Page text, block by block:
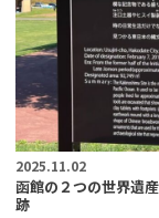
2025.11.02
函館の２つの世界遺
跡